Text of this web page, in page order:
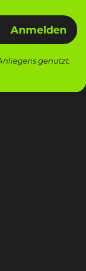
Anmelden
genutzt.